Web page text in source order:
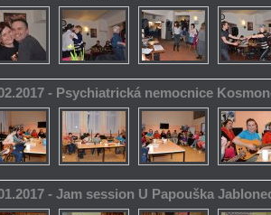
- Psychiatrická nemocnice
- Jam session U Papouška